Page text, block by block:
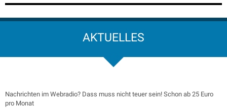
AKTUELLES
Nachrichten im Webradio? Dass muss nicht teuer sein! Schon ab 25 Euro
pro Monat